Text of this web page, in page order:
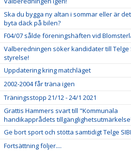
Ska du bygga ny altan i sommar eller är
byta däck på bilen?
F04/07 sålde föreningshäften vid
Valberedningen söker kandidater till Telge
styrelse!
Uppdatering kring matchläget
2002-2004 får träna igen
Träningsstopp 21/12 - 24/1 2021
Grattis Hammers svart till "Kommunala
handikapprådets
Ge bort sport och stötta samtidigt Telge
Fortsättning följer....